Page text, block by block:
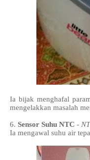
Ia bijak menghafal
mengelakkan masalah
6. Sensor Suhu NTC -
Ia mengawal suhu air